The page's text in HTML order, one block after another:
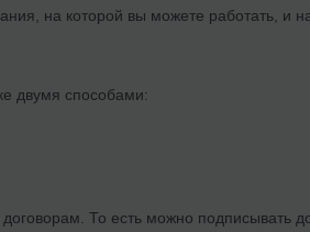
на которой вы можете работать, и
двумя способами:
То есть можно подписывать